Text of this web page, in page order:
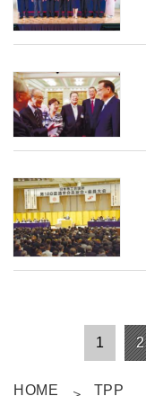
1 2
HOME TPP